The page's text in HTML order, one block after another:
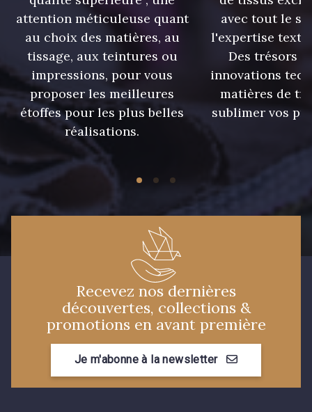
attention méticuleuse quant
au choix des matières, au
tissage, aux teintures ou
impressions, pour vous
proposer les meilleures
étoffes pour les plus belles
réalisations.
avec tout le
l'expertise
Des trésors
innovations
matières de
sublimer vos
Recevez nos dernières
découvertes, collections &
promotions en avant première
Je m'abonne à la newsletter